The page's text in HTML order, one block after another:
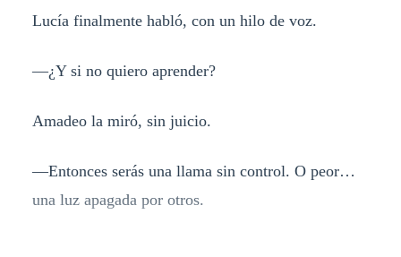
Lucía finalmente habló, con un hilo de voz.
—¿Y si no quiero aprender?
Amadeo la miró, sin juicio.
—Entonces serás una llama sin control. O peor…
una luz apagada por otros.